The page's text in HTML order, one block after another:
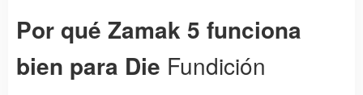
Por qué Zamak 5 funciona
bien para Die Fundición